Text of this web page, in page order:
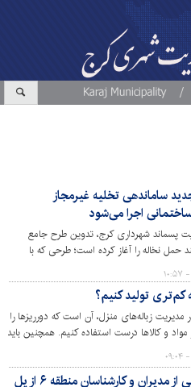
ساماندهی تخلیه غیرمجاز
اجرا می‌شود
پسماند شهرداری کرج، تدوین طرح جامع
حمل نخاله را آغاز کرده است؛ طرحی که با
نوین و مشارکت شهروندان، امکان
و کنترل دقیق بر حمل و نقل نخاله‌ها را فراهم
کم‌تری تولید کنیم؟
مدیریت زباله‌های منزل، آن است که دورریزها را
و کالاها درست استفاده کنیم. همچنین باید
مجدد را یاد بگیریم و در نهایت زباله‌های منزل
بازدید هیئتی از مدیران و کارشناسان منطقه ۶ از پل